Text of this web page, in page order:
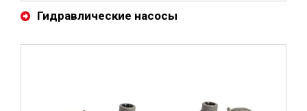
Гидравлические насосы